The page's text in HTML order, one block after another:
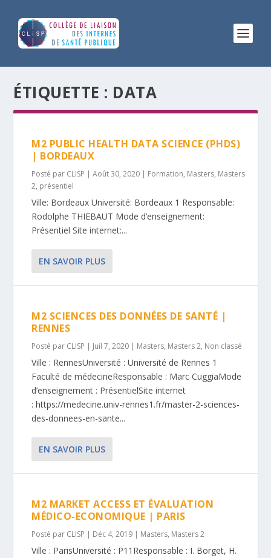
ÉTIQUETTE : DATA
M2 PUBLIC HEALTH DATA SCIENCE (PHDS)
| BORDEAUX
Posté par CLISP |Août 30, 2020 | Formation, Masters, Masters
2, présentiel
Ville: Bordeaux Université: Bordeaux 1 Responsable:
Rodolphe THIEBAUT Mode d’enseignement:
Présentiel Site internet:...
EN SAVOIR PLUS
M2 SCIENCES DES DONNÉES DE SANTÉ |
RENNES
Posté par CLISP | Juil 7, 2020 | Masters, Masters 2, Non classé
Ville : RennesUniversité : Université de Rennes 1
Faculté de médecineResponsable : Marc CuggiaMode
d’enseignement : PrésentielSite internet
: https://medecine.univ-rennes1.fr/master-2-sciences-
des-donnees-en-sante...
EN SAVOIR PLUS
M2 MARKET ACCESS ET ÉVALUATION
MÉDICO-ECONOMIQUE | PARIS
Posté par CLISP | Déc 4, 2019 | Masters, Masters 2
Ville : ParisUniversité : P11Responsable : I. Borget, H.